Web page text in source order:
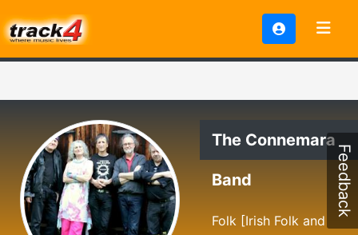
The Connemara
Band
Folk [Irish Folk and
Feedback